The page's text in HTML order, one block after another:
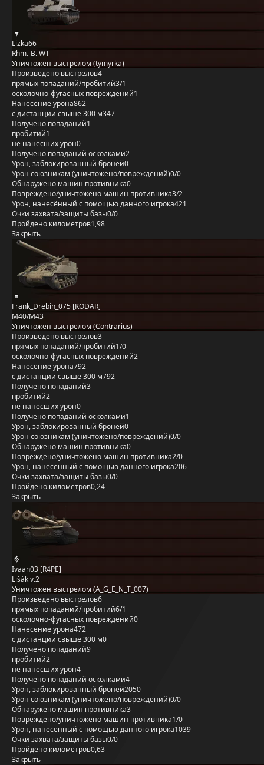
Lizka66
Rhm.-B. WT
Уничтожен выстрелом (tymyrka)
Произведено выстрелов4
прямых попаданий/пробитий3/1
осколочно-фугасных повреждений1
Нанесение урона862
с дистанции свыше 300 м347
Получено попаданий1
пробитий1
не нанёсших урон0
Получено попаданий осколками2
Урон, заблокированный бронёй0
Урон союзникам (уничтожено/повреждений)0/0
Обнаружено машин противника0
Повреждено/уничтожено машин противника3/2
Урон, нанесённый с помощью данного игрока421
Очки захвата/защиты базы0/0
Пройдено километров1,98
Закрыть
Frank_Drebin_075 [KODAR]
M40/M43
Уничтожен выстрелом (Contrarius)
Произведено выстрелов3
прямых попаданий/пробитий1/0
осколочно-фугасных повреждений2
Нанесение урона792
с дистанции свыше 300 м792
Получено попаданий3
пробитий2
не нанёсших урон0
Получено попаданий осколками1
Урон, заблокированный бронёй0
Урон союзникам (уничтожено/повреждений)0/0
Обнаружено машин противника0
Повреждено/уничтожено машин противника2/0
Урон, нанесённый с помощью данного игрока206
Очки захвата/защиты базы0/0
Пройдено километров0,24
Закрыть
Ivaan03 [R4PE]
Lišák v.2
Уничтожен выстрелом (A_G_E_N_T_007)
Произведено выстрелов6
прямых попаданий/пробитий6/1
осколочно-фугасных повреждений0
Нанесение урона472
с дистанции свыше 300 м0
Получено попаданий9
пробитий2
не нанёсших урон4
Получено попаданий осколками4
Урон, заблокированный бронёй2050
Урон союзникам (уничтожено/повреждений)0/0
Обнаружено машин противника3
Повреждено/уничтожено машин противника1/0
Урон, нанесённый с помощью данного игрока1039
Очки захвата/защиты базы0/0
Пройдено километров0,63
Закрыть